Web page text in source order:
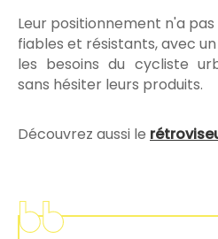
Leur positionnement n'a
fiables et résistants, avec
les besoins du cycliste
sans hésiter leurs produits.
Découvrez aussi le